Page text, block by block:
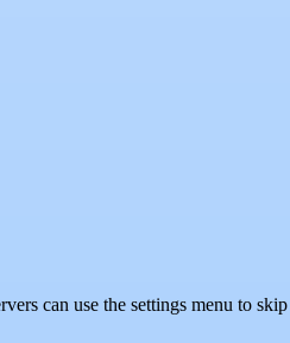
can use the settings menu to